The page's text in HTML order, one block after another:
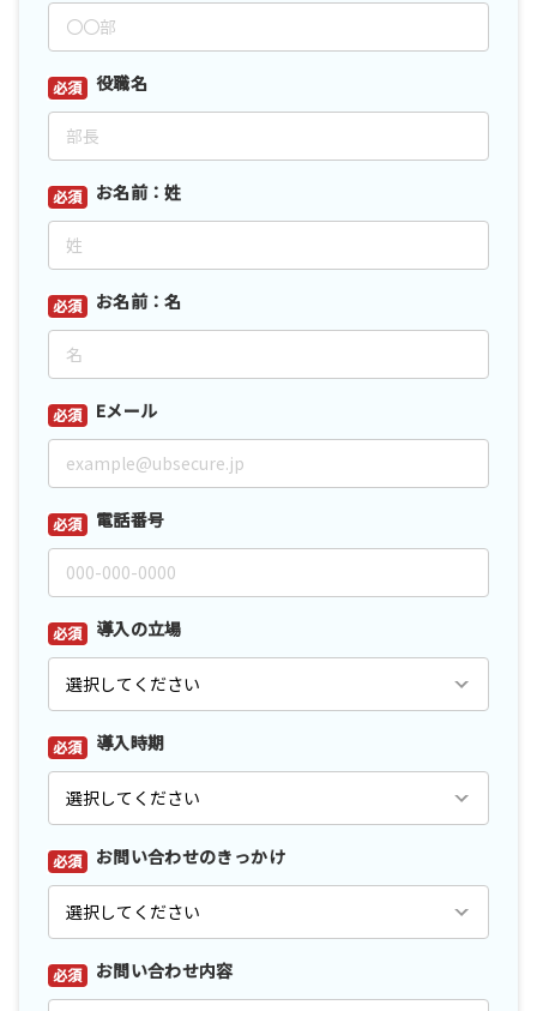
役職名
お名前：姓
お名前：名
Eメール
電話番号
導入の立場
導入時期
お問い合わせのきっかけ*
お問い合わせ内容